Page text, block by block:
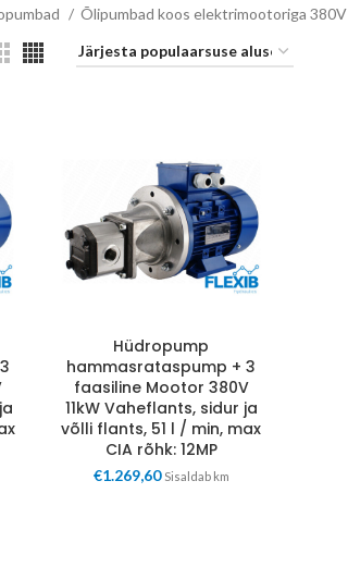
Õlipumbad koos elektrimootoriga 380V
Hüdropump
hammasrataspump + 3
faasiline Mootor 380V
11kW Vaheflants, sidur ja
võlli flants, 51 l / min, max
CIA rõhk: 12MP
€1.269,60 Sisaldab km